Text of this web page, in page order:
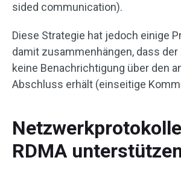
sided communication).
Diese Strategie hat jedoch einige
damit zusammenhängen, dass
keine Benachrichtigung über den
Abschluss erhält (einseitige
RDMA